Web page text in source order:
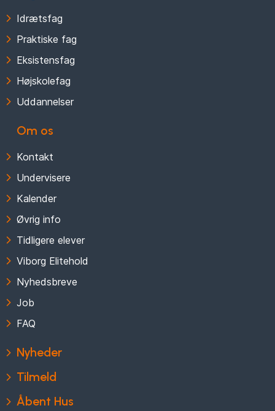
Idrætsfag
Praktiske fag
Eksistensfag
Højskolefag
Uddannelser
Om os
Kontakt
Undervisere
Kalender
Øvrig info
Tidligere elever
Viborg Elitehold
Nyhedsbreve
Job
FAQ
Nyheder
Tilmeld
Åbent Hus